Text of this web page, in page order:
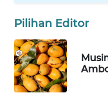
Pilihan Editor
WAHANA
WAHANA
TRAVEL
WAHANA